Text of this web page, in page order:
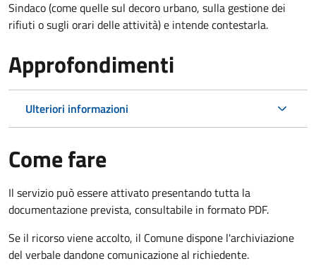
Sindaco (come quelle sul decoro urbano, sulla gestione dei
rifiuti o sugli orari delle attività) e intende contestarla.
Approfondimenti
Ulteriori informazioni
Come fare
Il servizio può essere attivato presentando tutta la
documentazione prevista, consultabile in formato PDF.
Se il ricorso viene accolto, il Comune dispone l'archiviazione
del verbale dandone comunicazione al richiedente.